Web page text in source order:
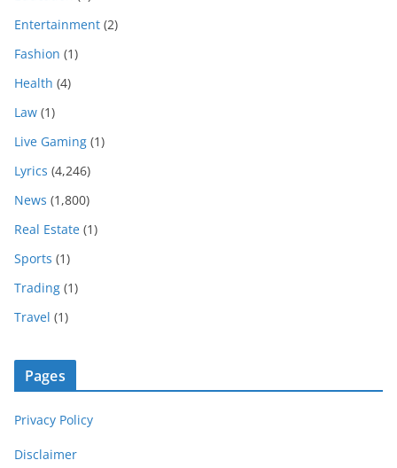
Entertainment (2)
Fashion (1)
Health (4)
Law (1)
Live Gaming (1)
Lyrics (4,246)
News (1,800)
Real Estate (1)
Sports (1)
Trading (1)
Travel (1)
Pages
Privacy Policy
Disclaimer